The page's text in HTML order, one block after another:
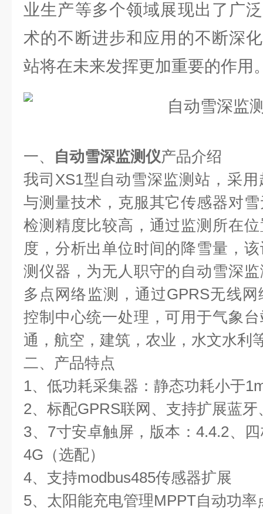
业生产等多个领域展现出了广
术的不断进步和应用的不断深
站将在未来发挥更加重要的作用
一、 自动雪深监测仪产品介绍
我司XS1型自动雪深监测站，采
与测量技术，克服其它传感器对
检测精度比较高，通过监测所在
度，分析出单位时间的降雪量，
测仪器，为无人职守的自动雪深
多点网络监测，通过GPRS无线
控制中心统一处理，可用于气象
通，航空，建筑，农业，水文水利
二、产品特点
1、低功耗采集器：静态功耗小于
2、标配GPRS联网、支持扩展蓝牙
3、7寸安卓触屏，版本：4.4.2、
4G（选配）
4、支持modbus485传感器扩展
5、太阳能充电管理MPPT自动功率